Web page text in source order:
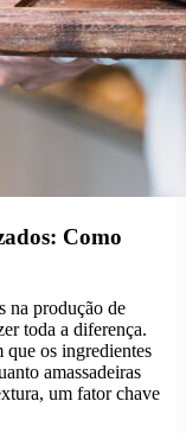
Como
na produção de
toda a diferença.
que os ingredientes
amassadeiras
um fator chave